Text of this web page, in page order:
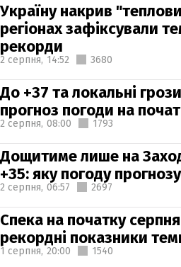
Україну накрив
регіонах зафіксували
рекорди
2 серпня, 14:52 3680
До +37 та локальні
прогноз погоди на
2 серпня, 08:00 1793
Дощитиме лише на
+35: яку погоду
2 серпня, 06:57 2697
Спека на початку
рекордні показники
1 серпня, 20:00 1540